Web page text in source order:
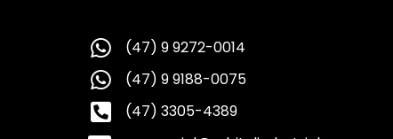
(47) 9 9272-0014
(47) 9 9188-0075
(47) 3305-4389